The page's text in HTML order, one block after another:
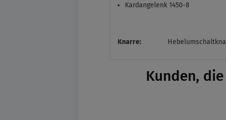
Kardangelenk 1450-8
Knarre:
Kunden,